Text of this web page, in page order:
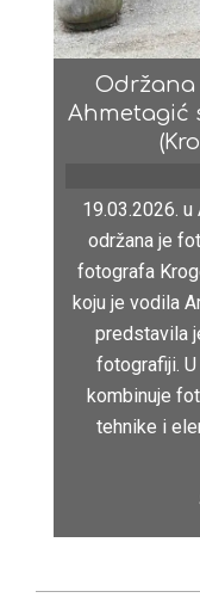
Održana
Ahmetagić
19.03.2026. u
održana je
fotografa
koju je vodila
predstavila
fotografiji.
kombinuje
tehnike i